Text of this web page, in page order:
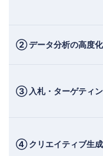
② データ分析の高度化
③ 入札・ターゲティ
④ クリエイティブ生成